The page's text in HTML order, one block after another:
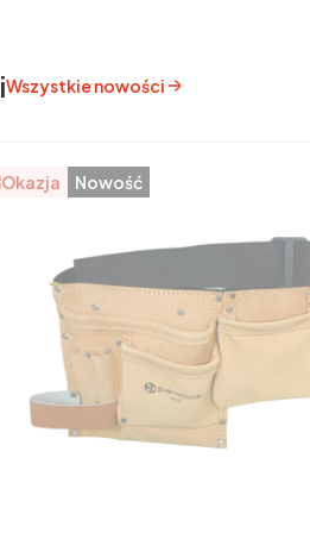
Wszystkie nowości
Okazja Nowość